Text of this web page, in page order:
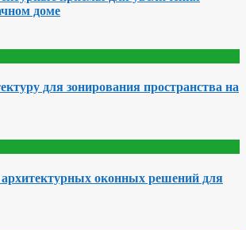
доме
для зонирования пространства на
оконных решений для